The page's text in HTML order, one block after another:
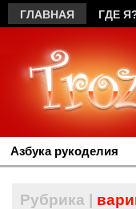
ГЛАВНАЯ ГДЕ
Азбука рукоделия
Рубрика |